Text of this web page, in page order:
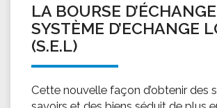
LA BOURSE
SYSTÈME D’ECHANGE
(S.E.L)
Cette nouvelle façon d’obtenir des